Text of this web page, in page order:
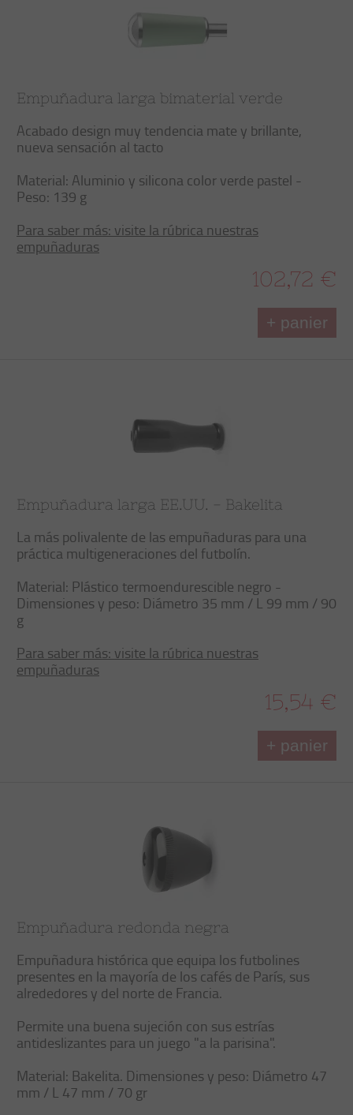
Empuñadura larga bimaterial verde
Acabado design muy tendencia mate y brillante,
nueva sensación al tacto
Material: Aluminio y silicona color verde pastel -
Peso: 139 g
Para saber más: visite la rúbrica nuestras
empuñaduras
102,72 €
+ panier
Empuñadura larga EE.UU. - Bakelita
La más polivalente de las empuñaduras para una
práctica multigeneraciones del futbolín.
Material: Plástico termoendurescible negro -
Dimensiones y peso: Diámetro 35 mm / L 99 mm / 90
g
Para saber más: visite la rúbrica nuestras
empuñaduras
15,54 €
+ panier
Empuñadura redonda negra
Empuñadura histórica que equipa los futbolines
presentes en la mayoría de los cafés de París, sus
alrededores y del norte de Francia.
Permite una buena sujeción con sus estrías
antideslizantes para un juego "a la parisina".
Material: Bakelita. Dimensiones y peso: Diámetro 47
mm / L 47 mm / 70 gr